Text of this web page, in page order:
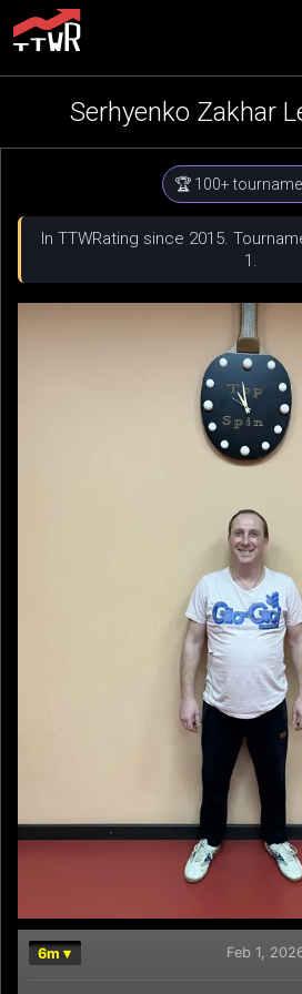
Serhyenko Zakhar
🏆 100+
In TTWRating since 2015.
1.
Chart Feb 1,
6m ▾